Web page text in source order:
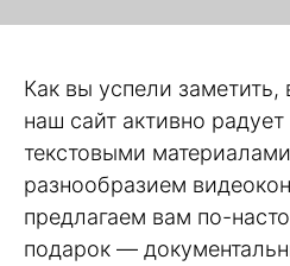
Как вы успели
наш сайт активно радует
текстовыми
разнообразием
предлагаем вам по-
подарок —